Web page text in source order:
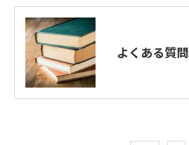
よくある質問